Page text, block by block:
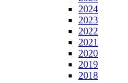
2024
2023
2022
2021
2020
2019
2018